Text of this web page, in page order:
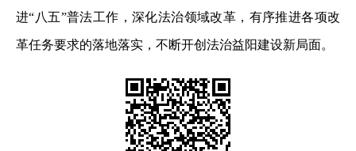
进“八五”普法工作，深化法治领域改革，有序推进各项改
革任务要求的落地落实，不断开创法治益阳建设新局面。